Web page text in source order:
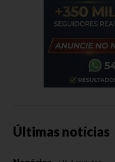
Últimas notícias